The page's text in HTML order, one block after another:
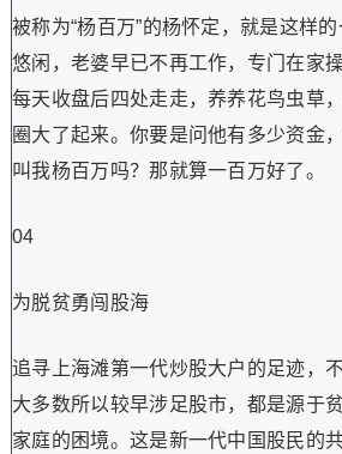
被称为“杨百万”的杨怀定，就是这样
悠闲，老婆早已不再工作，专门在家
每天收盘后四处走走，养养花鸟虫草
圈大了起来。你要是问他有多少资金
叫我杨百万吗？那就算一百万好了。
04
为脱贫勇闯股海
追寻上海滩第一代炒股大户的足迹，
大多数所以较早涉足股市，都是源于
家庭的困境。这是新一代中国股民的